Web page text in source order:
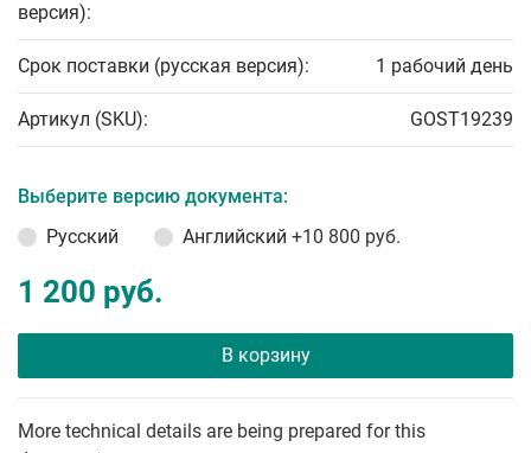
версия):
Срок поставки (русская версия): 1 рабочий день
Артикул (SKU): GOST19239
Выберите версию документа:
Русский
Английский +10 800 руб.
1 200 руб.
В корзину
More technical details are being prepared for this